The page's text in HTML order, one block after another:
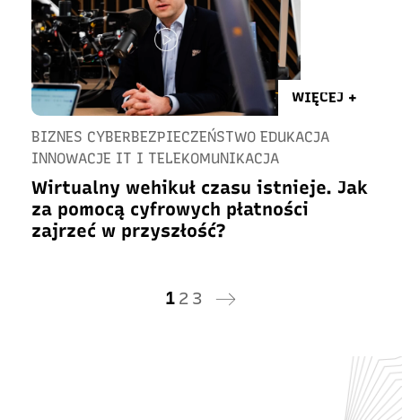
WIĘCEJ +
BIZNES CYBERBEZPIECZEŃSTWO EDUKACJA
INNOWACJE IT I TELEKOMUNIKACJA
Wirtualny wehikuł czasu istnieje. Jak
za pomocą cyfrowych płatności
zajrzeć w przyszłość?
1 2 3